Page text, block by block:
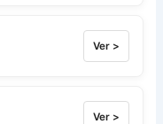
Ver >
Ver >